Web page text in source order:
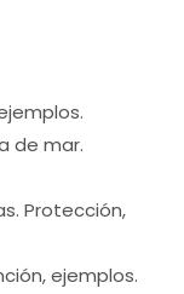
de mar.
Protección,
ejemplos.